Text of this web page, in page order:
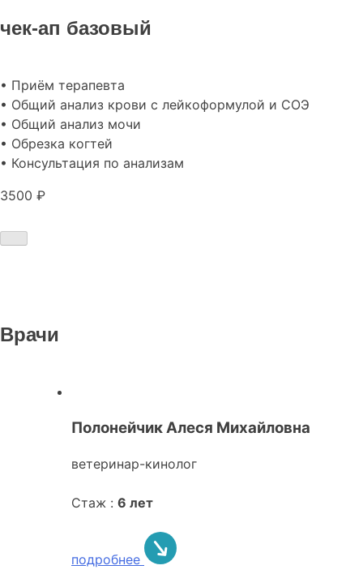
чек-ап базовый
• Приём терапевта
• Общий анализ крови с лейкоформулой и СОЭ
• Общий анализ мочи
• Обрезка когтей
• Консультация по анализам
3500 ₽
Врачи
Полонейчик Алеся Михайловна
ветеринар-кинолог
Стаж : 6 лет
подробнее